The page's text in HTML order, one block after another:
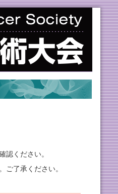
認ください。
ご了承ください。